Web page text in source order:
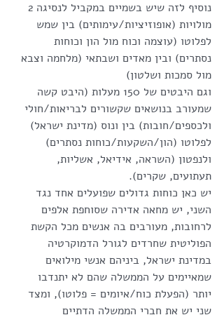
מולויות (אופוזיציות/עימותים) בין שמש
לפלוטו (עוצמה וכוח מול הון וכוחות
נסתרים) ובין מאדים ושבתאי (מלחמה וצבא
מול סמכות ושלטון)
וגם היבטים של 150 מעלות (היבט קשה
שמעורב בנושאים שקשורים לבריאות/חולי
ולכספים/חובות) בין ונוס (מדינת ישראל)
לפלוטו (הון/השקעות/כוחות נסתרים)
ולנפטון (השראה, אידיאל, אשליות,
תעתועים, שקרים).
יש כאן כוחות גדולים שפועלים אחד נגד
השני, יש מחאה אדירה שסוחפת אלפים
לרחובות, מעורבים בה אנשים מכל הקשת
הפוליטית שחרדים לגורל הדמוקרטיה
במדינת ישראל, ביניהם אנשי מילואים
שמאיימים על הממשלה שהם לא יתנדבו
יותר (הפעלת כוח/איומים = פלוטו), ומצד
שני יש את חברי הממשלה הדתיים